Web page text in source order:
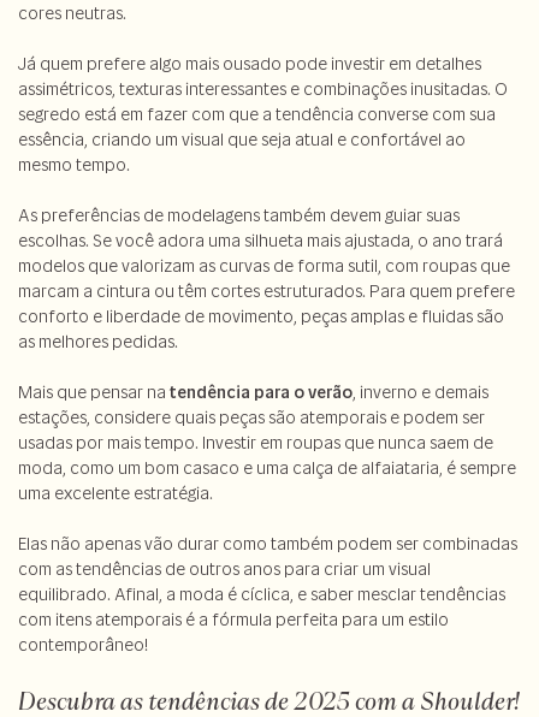
cores neutras.
Já quem prefere algo mais ousado pode investir em detalhes
assimétricos, texturas interessantes e combinações inusitadas. O
segredo está em fazer com que a tendência converse com sua
essência, criando um visual que seja atual e confortável ao
mesmo tempo.
As preferências de modelagens também devem guiar suas
escolhas. Se você adora uma silhueta mais ajustada, o ano trará
modelos que valorizam as curvas de forma sutil, com roupas que
marcam a cintura ou têm cortes estruturados. Para quem prefere
conforto e liberdade de movimento, peças amplas e fluidas são
as melhores pedidas.
Mais que pensar na tendência para o verão , inverno e demais
estações, considere quais peças são atemporais e podem ser
usadas por mais tempo. Investir em roupas que nunca saem de
moda, como um bom casaco e uma calça de alfaiataria, é sempre
uma excelente estratégia.
Elas não apenas vão durar como também podem ser combinadas
com as tendências de outros anos para criar um visual
equilibrado. Afinal, a moda é cíclica, e saber mesclar tendências
com itens atemporais é a fórmula perfeita para um estilo
contemporâneo!
Descubra as tendências de 2025 com a Shoulder!